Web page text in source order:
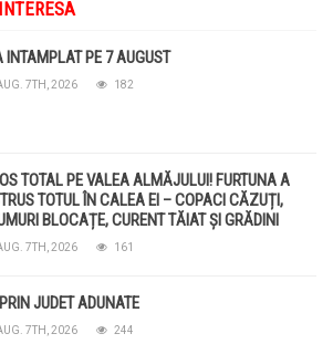
INTAMPLAT PE 7 AUGUST
7TH, 2026 182
TOTAL PE VALEA ALMĂJULUI! FURTUNA A
TOTUL ÎN CALEA EI – COPACI CĂZUȚI,
BLOCAȚE, CURENT TĂIAT ȘI GRĂDINI
DE GRINDINĂ!
7TH, 2026 161
JUDET ADUNATE
7TH, 2026 244